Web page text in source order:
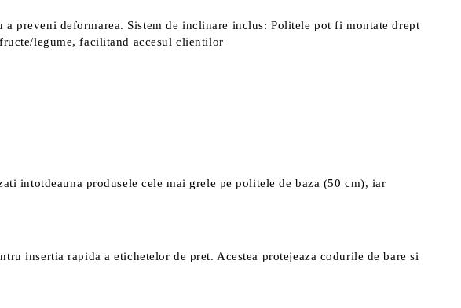
preveni deformarea. Sistem de inclinare inclus: Politele pot fi montate drept
legume, facilitand accesul clientilor
intotdeauna produsele cele mai grele pe politele de baza (50 cm), iar
insertia rapida a etichetelor de pret. Acestea protejeaza codurile de bare si